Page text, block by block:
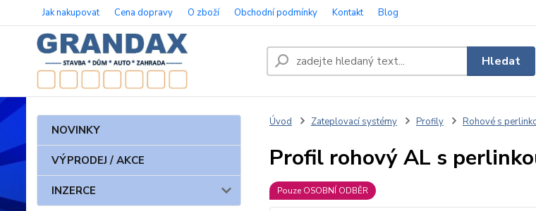
Jak nakupovat Cena dopravy O zboží Obchodní podmínky Kontakt Blog
Hledat
NOVINKY
VÝPRODEJ / AKCE
INZERCE
Úvod Zateplovací systémy Profily Rohové s
Profil rohový AL s
Pouze OSOBNÍ ODBĚR